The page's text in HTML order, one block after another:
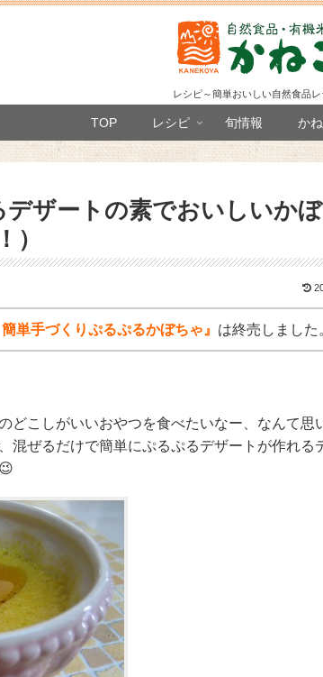
レシピ～簡単おいしい自然食品
TOP レシピ 旬情報 か
ザートの素でおいしいか
）
単手づくりぷるぷるかぼちゃ』 は終売しました
どこしがいいおやつを食べたいなー、なんて思
混ぜるだけで簡単にぷるぷるデザートが作れる